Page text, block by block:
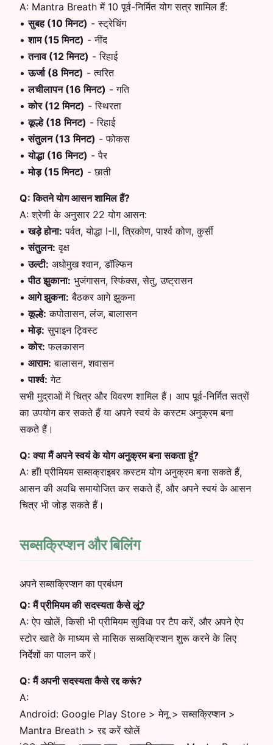
A: Mantra Breath में 10 पूर्व-निर्मित योग सत्र शामिल हैं:
•सुबह (10 मिनट) -स्ट्रेचिंग
•शाम (15 मिनट) -नींद
•तनाव (12 मिनट) -रिहाई
•ऊर्जा (8 मिनट) -त्वरित
•लचीलापन (16 मिनट) -गति
•कोर (12 मिनट) -स्थिरता
•कूल्हे (18 मिनट) -रिहाई
•संतुलन (13 मिनट) -फोकस
•योद्धा (16 मिनट) -पैर
•मोड़ (15 मिनट) -छाती
Q:कितने योग आसन शामिल हैं?
A:श्रेणी के अनुसार 22 योग आसन:
•खड़े होना: पर्वत, योद्धा I-II, त्रिकोण, पार्श्व कोण, कुर्सी
•संतुलन: वृक्ष
•उल्टी: अधोमुख श्वान, डॉल्फिन
•पीठ झुकाना: भुजंगासन, स्फिंक्स, सेतु, उष्ट्रासन
• आगे झुकना: बैठकर आगे झुकना
•कूल्हे: कपोतासन, लंज, बालासन
•मोड़: सुपाइन ट्विस्ट
•कोर: फलकासन
• आराम: बालासन, शवासन
•पार्श्व: गेट
सभी मुद्राओं में चित्र और विवरण शामिल हैं। आप पूर्व-निर्मित सत्रों
का उपयोग कर सकते हैं या अपने स्वयं के कस्टम अनुक्रम बना
सकते हैं।
Q:क्या मैं अपने स्वयं के योग अनुक्रम बना सकता हूं?
A:हाँ! प्रीमियम सब्सक्राइबर कस्टम योग अनुक्रम बना सकते हैं,
आसन की अवधि समायोजित कर सकते हैं, और अपने स्वयं के आसन
चित्र भी जोड़ सकते हैं।
सब्सक्रिप्शन और बिलिंग
अपने सब्सक्रिप्शन का प्रबंधन
Q:मैं प्रीमियम की सदस्यता कैसे लूं?
A:ऐप खोलें, किसी भी प्रीमियम सुविधा पर टैप करें, और अपने ऐप
स्टोर खाते के माध्यम से मासिक सब्सक्रिप्शन शुरू करने के लिए
निर्देशों का पालन करें।
Q:मैं अपनी सदस्यता कैसे रद्द करूं?
A:
Android: Google Play Store > मेनू > सब्सक्रिप्शन >
Mantra Breath > रद्द करें खोलें